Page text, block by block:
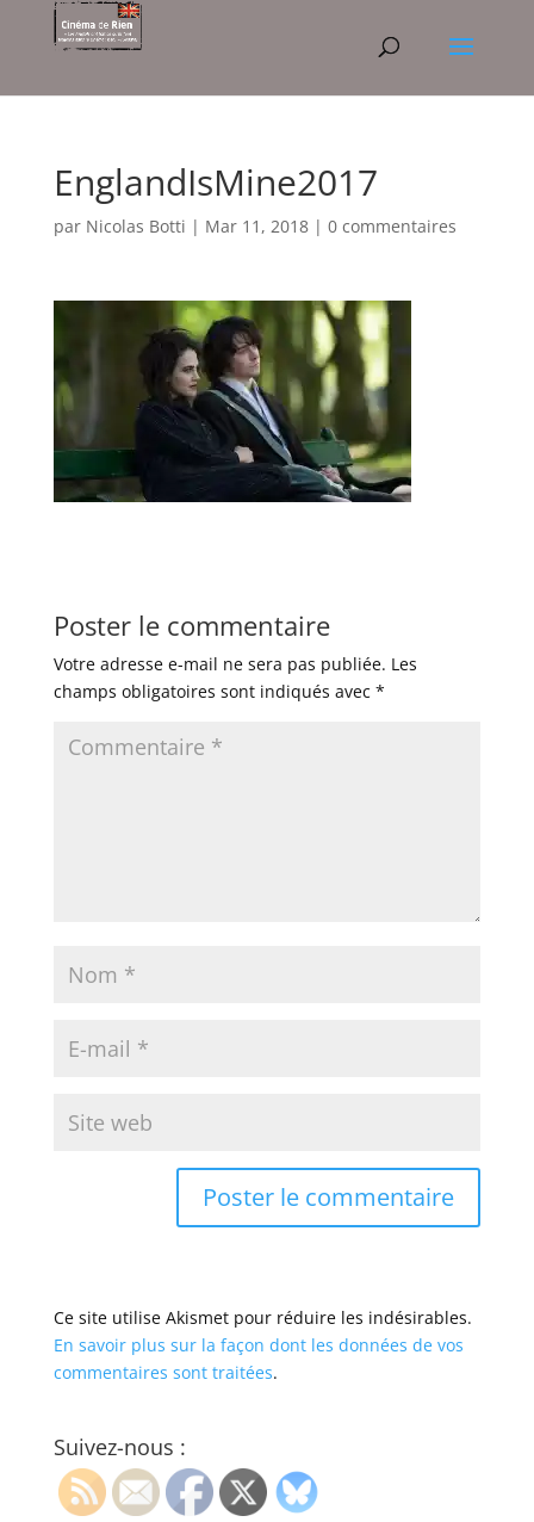
EnglandIsMine2017
par Nicolas Botti | Mar 11, 2018| 0 commentaires
Poster le commentaire
Votre adresse e-mail ne sera pas publiée. Les
champs obligatoires sont indiqués avec *
Ce site utilise Akismet pour réduire les indésirables.
En savoir plus sur la façon dont les données de vos
commentaires sont traitées.
Suivez-nous :